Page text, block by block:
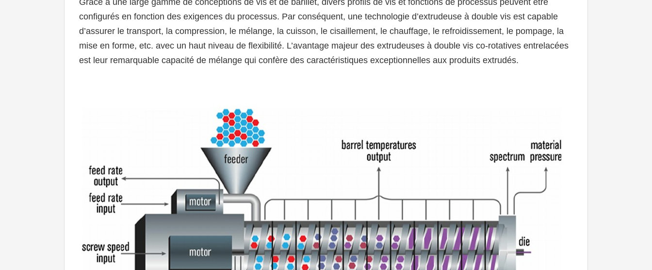
Grâce à une large gamme de conceptions de vis et de barillet, divers profils de vis et fonctions de processus peuvent être
configurés en fonction des exigences du processus. Par conséquent, une technologie d’extrudeuse à double vis est capable
d’assurer le transport, la compression, le mélange, la cuisson, le cisaillement, le chauffage, le refroidissement, le pompage, la
mise en forme, etc. avec un haut niveau de flexibilité. L’avantage majeur des extrudeuses à double vis co-rotatives entrelacées
est leur remarquable capacité de mélange qui confère des caractéristiques exceptionnelles aux produits extrudés.